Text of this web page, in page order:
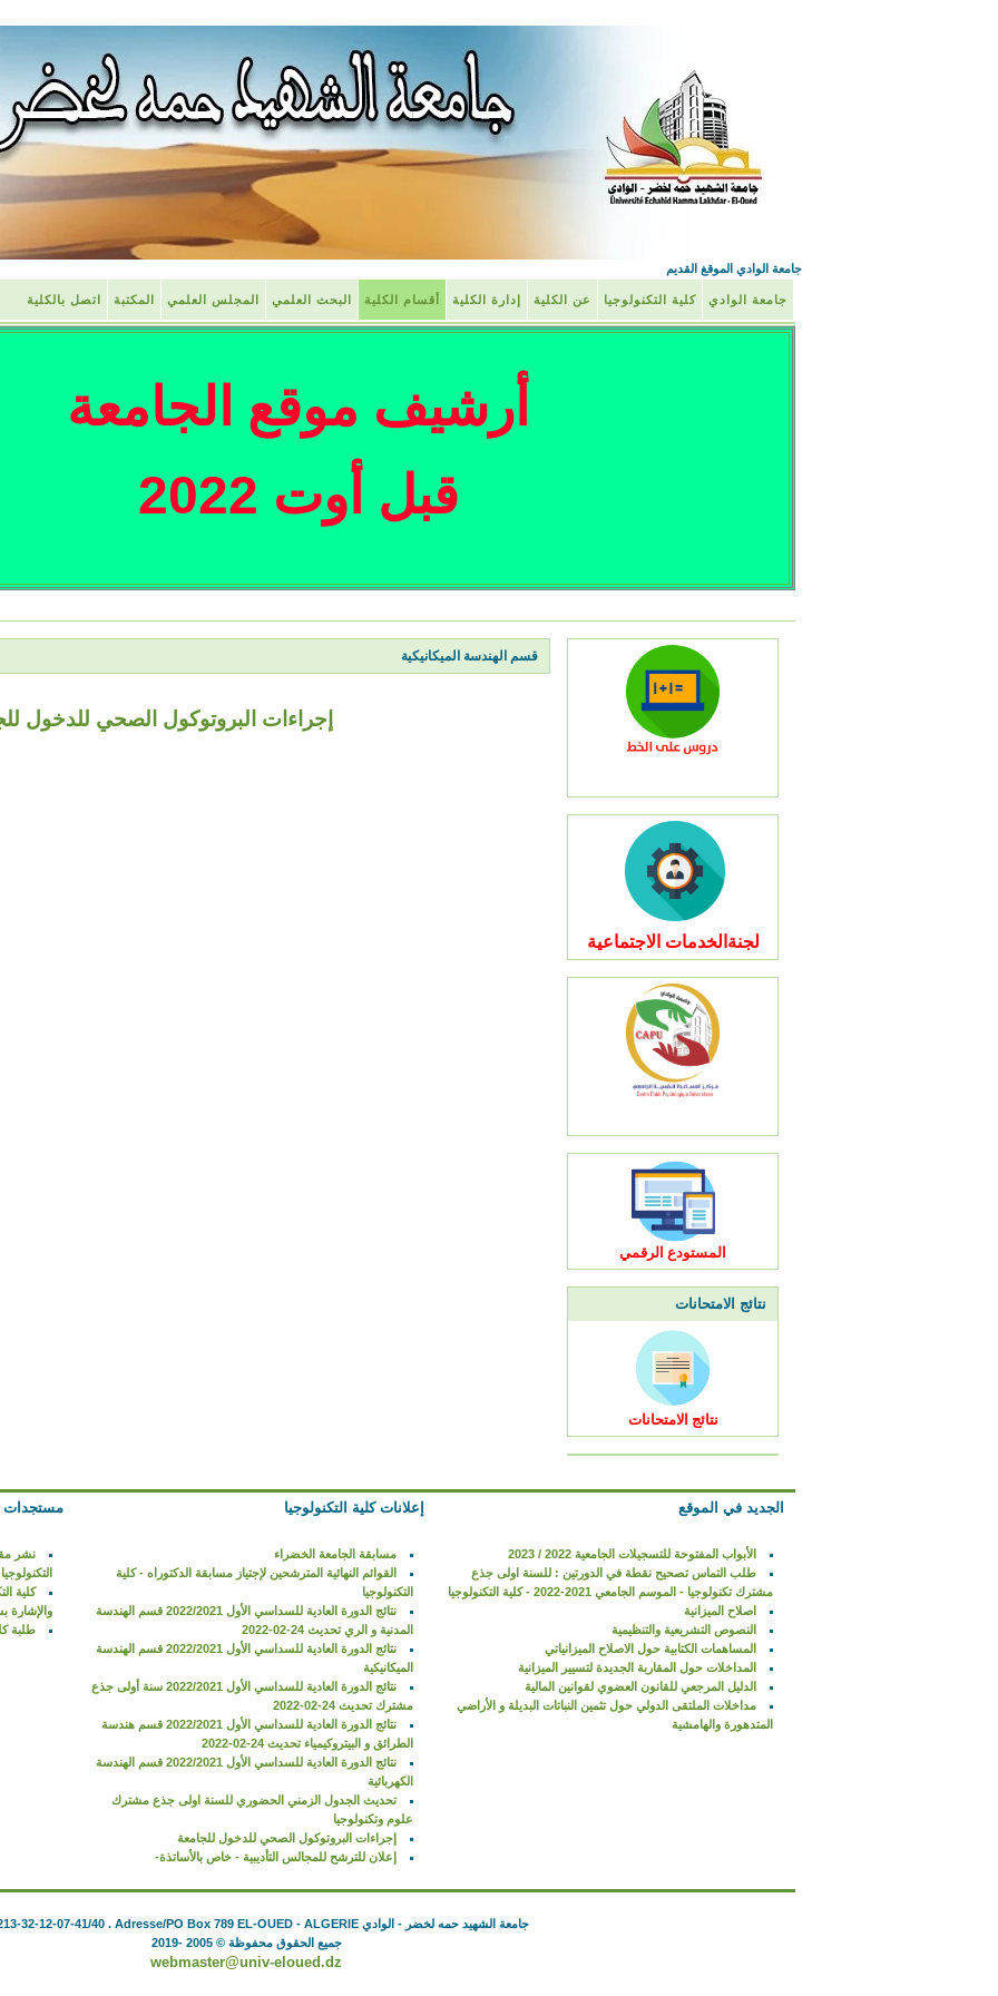
جامعة الوادي الموقغ القديم
جامعة الوادي كلية التكنولوجيا عن الكلية إدارة الكلية أقسام الكلية البحث العلمي المجلس العلمي المكتبة اتصل بالكلية
أرشيف موقع الجامعة
قبل أوت 2022
لجنةالخدمات الاجتماعية
المستودع الرقمي
نتائج الامتحانات
نتائج الامتحانات
قسم الهندسة الميكانيكية
إجراءات البروتوكول الصحي للدخول
الجديد في الموقع
الأبواب المفتوحة للتسجيلات الجامعية 2022 / 2023
طلب التماس تصحيح نقطة في الدورتين : للسنة اولى جذع
مشترك تكنولوجيا - الموسم الجامعي 2021-2022 - كلية التكنولوجيا
اصلاح الميزانية
النصوص التشريعية والتنظيمية
المساهمات الكتابية حول الاصلاح الميزانياتي
المداخلات حول المقاربة الجديدة لتسيير الميزانية
الدليل المرجعي للقانون العضوي لقوانين المالية
مداخلات الملتقى الدولي حول تثمين النباتات البديلة و الأراضي
المتدهورة والهامشية
إعلانات كلية التكنولوجيا
مسابقة الجامعة الخضراء
القوائم النهائية المترشحين لإجتياز مسابقة الدكتوراه - كلية
التكنولوجيا‎‎‏
نتائج الدورة العادية للسداسي الأول 2022/2021 قسم الهندسة
المدنية و الري تحديث 24-02-2022
نتائج الدورة العادية للسداسي الأول 2022/2021 قسم الهندسة
الميكانيكية
نتائج الدورة العادية للسداسي الأول 2022/2021 سنة أولى جذع
مشترك تحديث 24-02-2022
نتائج الدورة العادية للسداسي الأول 2022/2021 قسم هندسة
الطرائق و البيتروكيمياء تحديث 24-02-2022
نتائج الدورة العادية للسداسي الأول 2022/2021 قسم الهندسة
الكهربائية
تحديث الجدول الزمني الحضوري للسنة اولى جذع مشترك
علوم وتكنولوجيا
إجراءات البروتوكول الصحي للدخول للجامعة
إعلان للترشح للمجالس التأديبية - خاص بالأساتذة-
مستجدات
نشر
التكنولوجيا
كلية
والإشارة
طلبة
جامعة الشهيد حمه لخضر - الوادي 32-12-07-41/40 . Adresse/PO Box 789 EL-OUED - ALGERIE
جميع الحقوق محفوظة © 2005 -2019
webmaster@univ-eloued.dz